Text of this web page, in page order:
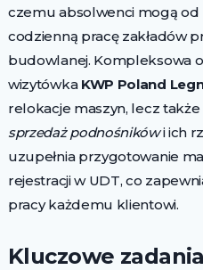
czemu absolwenci mogą od
codzienną pracę zakładów
budowlanej. Kompleksowa
wizytówka KWP Poland
relokacje maszyn, lecz także
sprzedaż podnośnikówi ich
uzupełnia przygotowanie
rejestracji w UDT, co
pracy każdemu klientowi.
Kluczowe